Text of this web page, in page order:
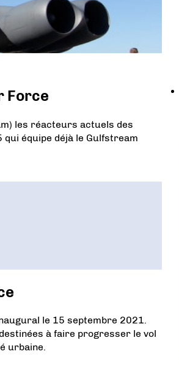
Force
les réacteurs actuels des
équipe déjà le Gulfstream
le 15 septembre 2021.
à faire progresser le vol
urbaine.